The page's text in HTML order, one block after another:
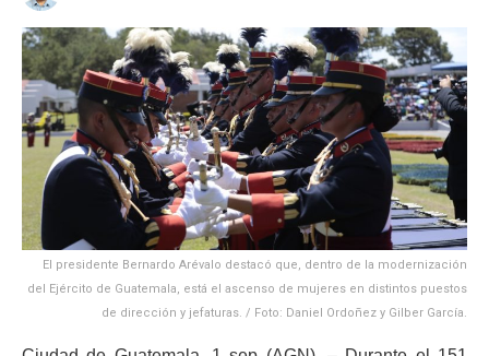
El presidente Bernardo Arévalo destacó que, dentro de la modernización
del Ejército de Guatemala, está el ascenso de mujeres en distintos puestos
de dirección y jefaturas. / Foto: Daniel Ordoñez y Gilber García.